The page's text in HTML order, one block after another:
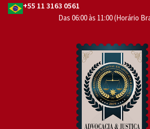
+55 11 3163 0561
Das 06:00 às 11:00 (Horário